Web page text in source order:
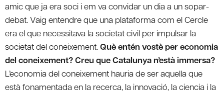
amic que ja era soci i em va convidar un dia a un sopar-
debat. Vaig entendre que una plataforma com el Cercle
era el que necessitava la societat civil per impulsar la
societat del coneixement.Què entén vostè per economia
del coneixement? Creu que Catalunya n’està immersa?
L’economia del coneixement hauria de ser aquella que
està fonamentada en la recerca, la innovació, la ciencia i la